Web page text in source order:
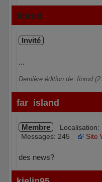
Hors ligne
finrod
Invité
...
Dernière édition de: finrod
far_island
Membre Localisation:
Messages: 245
Site
des news?
Hors ligne